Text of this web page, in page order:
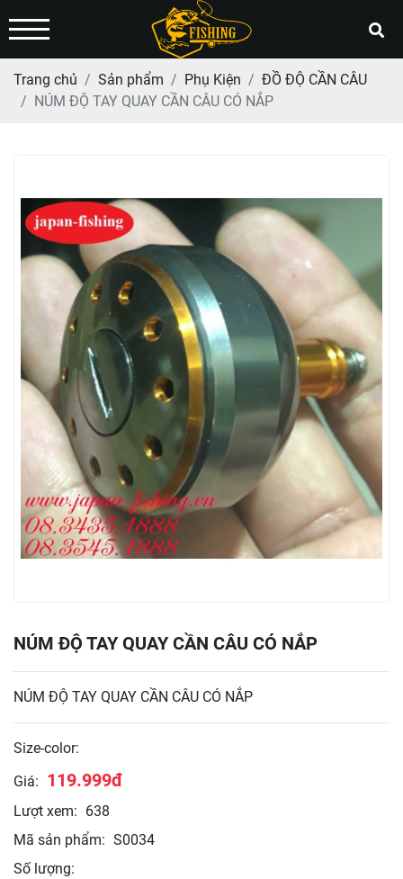
Trang chủ Sản phẩm Phụ Kiện
ĐỒ ĐỘ CẦN CÂU
NÚM ĐỘ TAY QUAY CẦN CÂU CÓ NẮP
NÚM ĐỘ TAY QUAY CẦN CÂU CÓ NẮP
NÚM ĐỘ TAY QUAY CẦN CÂU CÓ NẮP
Size-color:
Giá: 119.999đ
Lượt xem: 638
Mã sản phẩm: S0034
Số lượng: